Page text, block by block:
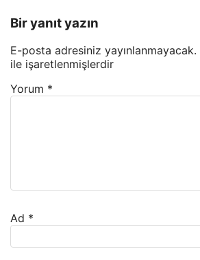
Bir yanıt yazın
E-posta adresiniz yayınlanmayacak.
ile işaretlenmişlerdir
Yorum *
Ad *